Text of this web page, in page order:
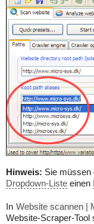
Hinweis: Sie müssen
Dropdown-Liste einen
In Website scannen |
Website-Scraper-Tool